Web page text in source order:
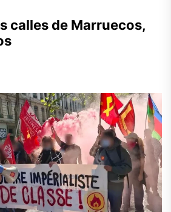
calles de Marruecos,